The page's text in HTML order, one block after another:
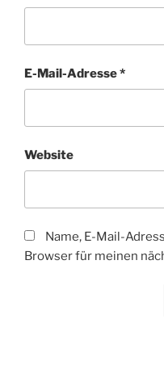
E-Mail-Adresse*
Website
Name, E-Mail-
Browser für meinen